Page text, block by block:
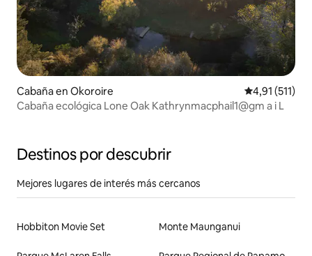
Cabaña en Okoroire Calificación
4,91 (511)
Cabaña ecológica Lone Oak Kathrynmacphail1@gm a i L
Destinos por descubrir
Mejores lugares de interés más cercanos
Hobbiton Movie Set Monte Maunganui